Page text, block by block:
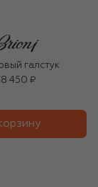
галстук
450 ₽